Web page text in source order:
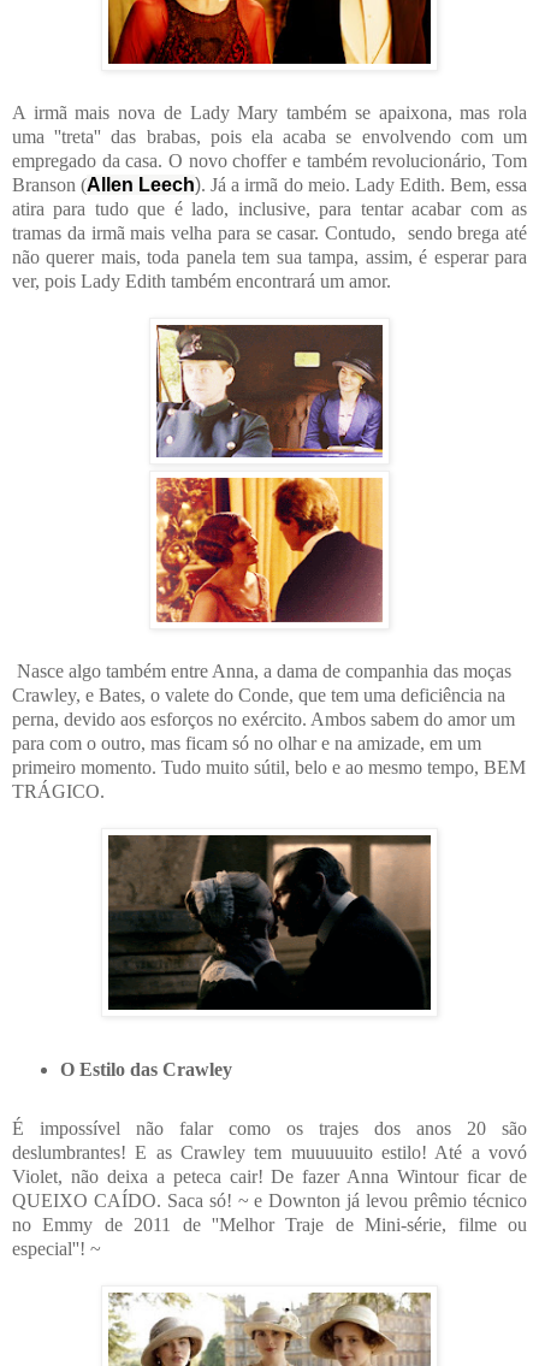
A irmã mais nova de Lady Mary também se apaixona, mas rola
uma ''treta'' das brabas, pois ela acaba se envolvendo com um
empregado da casa. O novo choffer e também revolucionário, Tom
Branson(Allen Leech). Já a irmã do meio. Lady Edith. Bem, essa
atira para tudo que é lado, inclusive, para tentar acabar com as
tramas da irmã mais velha para se casar. Contudo, sendo brega até
não querer mais, toda panela tem sua tampa, assim, é esperar para
ver, pois Lady Edith também encontrará um amor.
Nasce algo também entre Anna, a dama de companhia das moças
Crawley, e Bates, o valete do Conde, que tem uma deficiência na
perna, devido aos esforços no exército. Ambos sabem do amor um
para com o outro, mas ficam só no olhar e na amizade, em um
primeiro momento. Tudo muito sútil, belo e ao mesmo tempo, BEM
TRÁGICO.
O Estilo das Crawley
É impossível não falar como os trajes dos anos 20 são
deslumbrantes! E as Crawley tem muuuuuito estilo! Até a vovó
Violet, não deixa a peteca cair! De fazer Anna Wintour ficar de
QUEIXO CAÍDO. Saca só! ~ e Downton já levou prêmio técnico
no Emmy de 2011 de ''Melhor Traje de Mini-série, filme ou
especial''! ~